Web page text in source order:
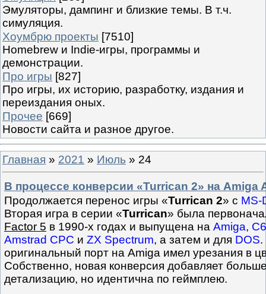
Эмуляторы, дампинг и близкие темы. В т.ч.
симуляция.
Хоумбрю проекты [7510]
Homebrew и Indie-игры, программы и
демонстрации.
Про игры [827]
Про игры, их историю, разработку, издания и
переиздания оных.
Прочее [669]
Новости сайта и разное другое.
Главная » 2021 » Июль » 24
В процессе конверсии «Turrican 2» на Amiga
Продолжается перенос игры «Turrican 2» с MS-
Вторая игра в серии «Turrican» была
Factor 5 в 1990-х годах и выпущена на Amiga,
Amstrad CPC и ZX Spectrum, а затем и для DOS.
оригинальный порт на Amiga имел урезания в
Собственно, новая конверсия добавляет
детализацию, но идентична по геймплею.